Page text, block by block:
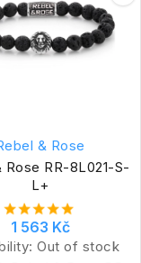
& Rose
Rose RR-8L021-S-
L+
1 563 Kč
Out of stock